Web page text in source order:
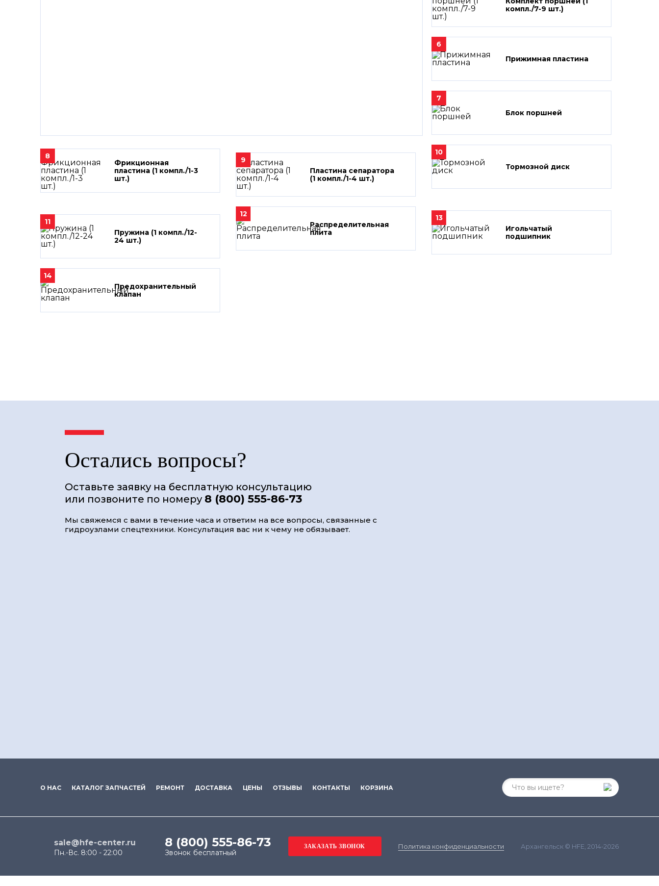
компл./7-9 шт.)
6
Прижимная пластина
7
Блок поршней
8
Фрикционная
пластина (1 компл./1-3
шт.)
9
Пластина сепаратора
(1 компл./1-4 шт.)
10
Тормозной диск
11
Пружина (1 компл./12-
24 шт.)
12
Распределительная
плита
13
Игольчатый
подшипник
14
Предохранительный
клапан
Остались вопросы?
Оставьте заявку на бесплатную консультацию
или позвоните по номеру 8 (800) 555-86-73
Мы свяжемся с вами в течение часа и ответим на все вопросы, связанные с
гидроузлами спецтехники. Консультация вас ни к чему не обязывает.
О НАС КАТАЛОГ ЗАПЧАСТЕЙ РЕМОНТ ДОСТАВКА ЦЕНЫ ОТЗЫВЫ КОНТАКТЫ КОРЗИНА
sale@hfe-center.ru
Пн.-Вс. 8:00 - 22:00
8 (800) 555-86-73
Звонок бесплатный
Политика конфиденциальности Архангельск © HFE, 2014-2026